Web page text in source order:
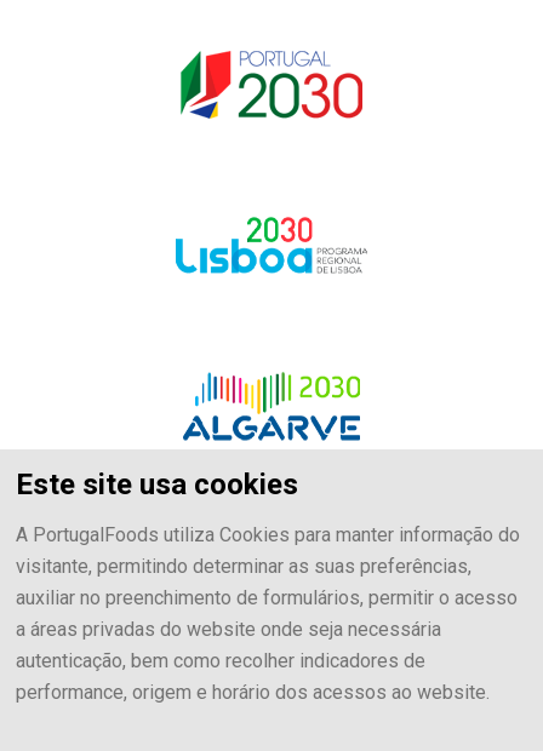
Este site usa cookies
A PortugalFoods utiliza Cookies para manter informação do
visitante, permitindo determinar as suas preferências,
auxiliar no preenchimento de formulários, permitir o acesso
a áreas privadas do website onde seja necessária
autenticação, bem como recolher indicadores de
performance, origem e horário dos acessos ao website.